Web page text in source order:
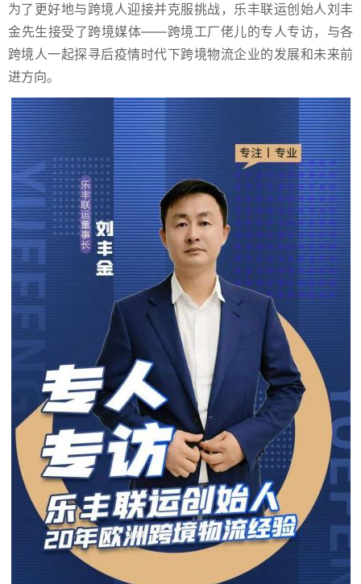
为了更好地与跨境人迎接并克服挑战，乐丰联运创始人刘丰
金先生接受了跨境媒体——跨境工厂佬儿的专人专访，与各
跨境人一起探寻后疫情时代下跨境物流企业的发展和未来前
进方向。